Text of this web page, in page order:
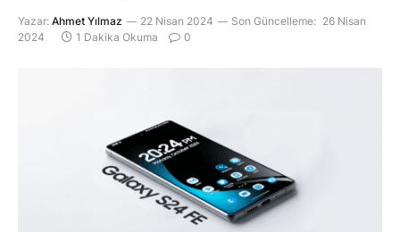
Yazar: Ahmet Yılmaz 22 Nisan 2024 Son Güncelleme: 26 Nisan
2024
1 Dakika Okuma 0